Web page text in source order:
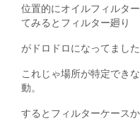
位置的にオイルフィルタ
てみるとフィルター廻り
がドロドロになってました
これじゃ場所が特定でき
動。
するとフィルターケース